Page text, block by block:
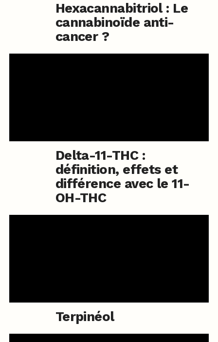
Hexacannabitriol : Le
cannabinoïde anti-
cancer ?
Delta-11-THC :
définition, effets et
différence avec le 11-
OH-THC
Terpinéol